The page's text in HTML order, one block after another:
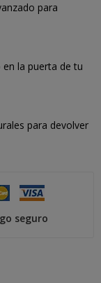
para
la puerta de tu
para devolver
seguro